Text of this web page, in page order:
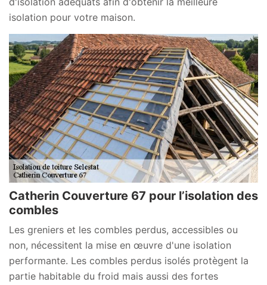
isolation pour votre maison.
Catherin Couverture 67 pour l’isolation des
combles
Les greniers et les combles perdus, accessibles ou
non, nécessitent la mise en œuvre d'une isolation
performante. Les combles perdus isolés protègent la
partie habitable du froid mais aussi des fortes